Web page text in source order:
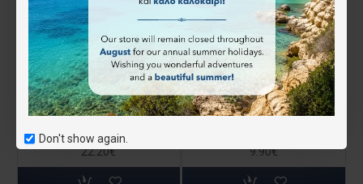
Don't show again.
22.20€
9.90€